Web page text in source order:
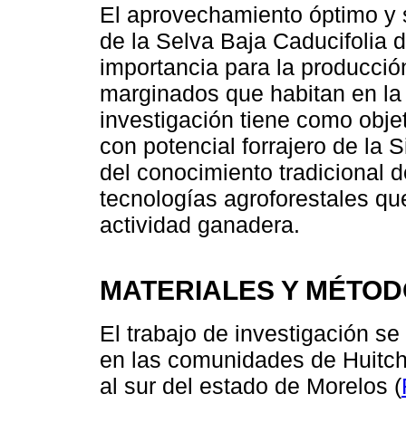
El aprovechamiento óptimo
de la Selva Baja Caducifolia
importancia para la
marginados que habitan en
investigación tiene como
con potencial forrajero de la
del conocimiento tradicional
tecnologías agroforestales
actividad ganadera.
MATERIALES Y
El trabajo de investigación
en las comunidades de
al sur del estado de Morelos (